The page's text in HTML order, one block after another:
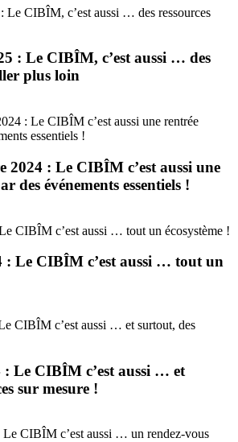
: Le CIBÎM, c’est aussi … des
plus loin
2024 : Le CIBÎM c’est aussi une
des événements essentiels !
Le CIBÎM c’est aussi … tout un
Le CIBÎM c’est aussi … et
sur mesure !